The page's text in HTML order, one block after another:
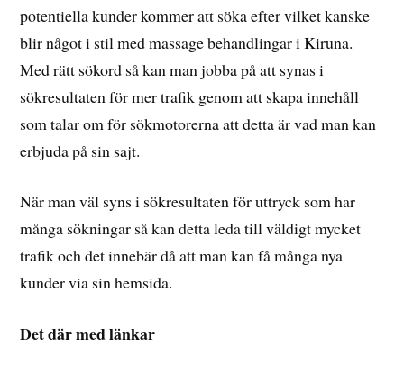
potentiella kunder kommer att söka efter vilket kanske
blir något i stil med massage behandlingar i Kiruna.
Med rätt sökord så kan man jobba på att synas i
sökresultaten för mer trafik genom att skapa innehåll
som talar om för sökmotorerna att detta är vad man kan
erbjuda på sin sajt.
När man väl syns i sökresultaten för uttryck som har
många sökningar så kan detta leda till väldigt mycket
trafik och det innebär då att man kan få många nya
kunder via sin hemsida.
Det där med länkar